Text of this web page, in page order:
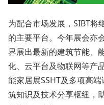
为配合市场发展，SIBT将
的主要平台。今年展会亦
界展出最新的建筑节能、
化、云平台及物联网等产
能家居展SSHT及多项高
筑知识及技术分享枢纽，